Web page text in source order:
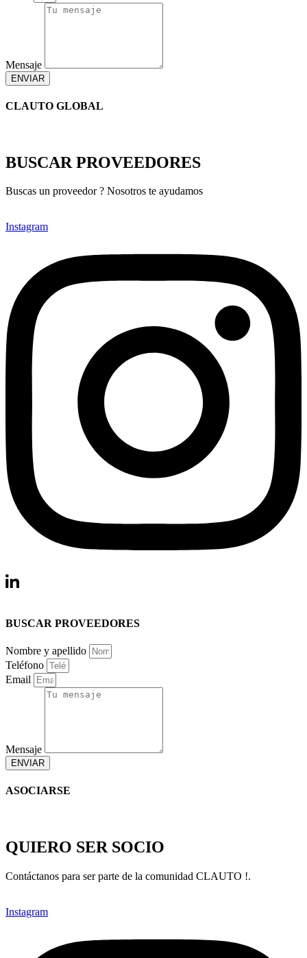
Mensaje
ENVIAR
CLAUTO GLOBAL
BUSCAR PROVEEDORES
Buscas un proveedor ? Nosotros te ayudamos
Instagram
BUSCAR PROVEEDORES
Nombre y apellido
Teléfono
Email
Mensaje
ENVIAR
ASOCIARSE
QUIERO SER SOCIO
Contáctanos para ser parte de la comunidad CLAUTO !.
Instagram